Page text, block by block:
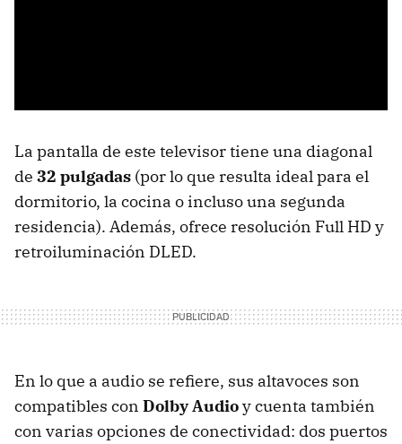
La pantalla de este televisor tiene una diagonal
de 32 pulgadas (por lo que resulta ideal para el
dormitorio, la cocina o incluso una segunda
residencia). Además, ofrece resolución Full HD y
retroiluminación DLED.
En lo que a audio se refiere, sus altavoces son
compatibles con Dolby Audioy cuenta también
con varias opciones de conectividad: dos puertos